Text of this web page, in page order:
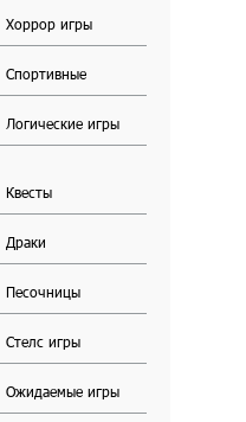
Хоррор игры
Спортивные
Логические игры
Квесты
Драки
Песочницы
Стелс игры
Ожидаемые игры